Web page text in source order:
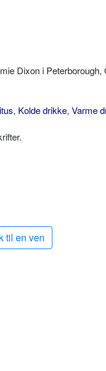
Dixon i Peterborough,
, Kolde drikke, Varme
til en ven